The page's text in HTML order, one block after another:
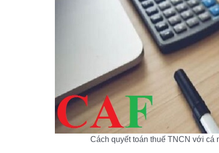
Cách quyết toán thuế TNCN với cá